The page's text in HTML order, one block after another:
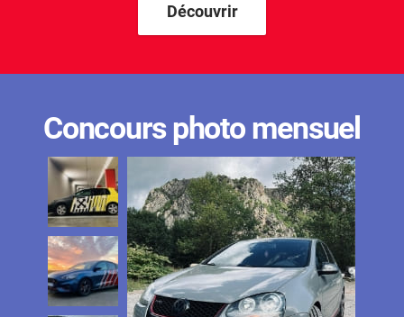
Découvrir
Concours photo mensuel